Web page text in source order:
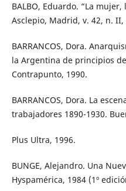
BALBO, Eduardo. “La
Asclepio, Madrid, v. 42, n. II,
BARRANCOS, Dora.
la Argentina de principios
Contrapunto, 1990.
BARRANCOS, Dora. La
trabajadores 1890-1930.
Plus Ultra, 1996.
BUNGE, Alejandro. Una
Hyspamérica, 1984 (1º